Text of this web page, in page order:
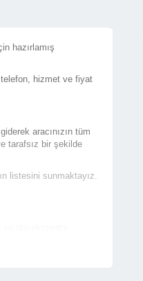
hazırlamış
telefon, hizmet ve fiyat
aracınızın tüm
tarafsız bir şekilde
listesini sunmaktayız.